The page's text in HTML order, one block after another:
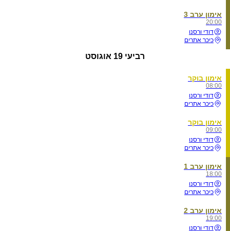
אימון ערב 3
20:00
דודי ורסנו
כיכר אתרים
רביעי 19 אוגוסט
אימון בוקר
08:00
דודי ורסנו
כיכר אתרים
אימון בוקר
09:00
דודי ורסנו
כיכר אתרים
אימון ערב 1
18:00
דודי ורסנו
כיכר אתרים
אימון ערב 2
19:00
דודי ורסנו